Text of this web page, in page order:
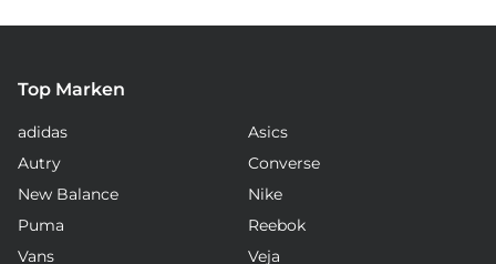
Top Marken
adidas
Asics
Autry
Converse
New Balance
Nike
Puma
Reebok
Vans
Veja